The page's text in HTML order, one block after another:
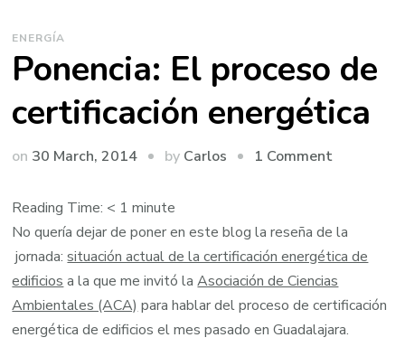
ENERGÍA
Ponencia: El proceso de
certificación energética
on 30 March, 2014 by Carlos 1 Commenton
proceso
de
energética
Reading Time: < 1 minute
No quería dejar de poner en este blog la reseña de la
jornada:situación actual de la certificación energética de
edificios a la que me invitó laAsociación de Ciencias
Ambientales (ACA) para hablar del proceso de certificación
energética de edificios el mes pasado en Guadalajara.